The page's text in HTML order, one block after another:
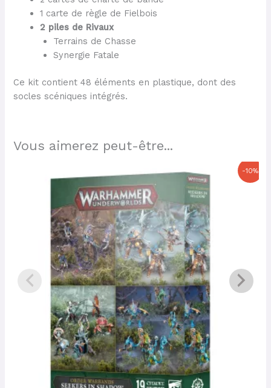
1 carte de règle de Fielbois
2 piles de Rivaux
Terrains de Chasse
Synergie Fatale
Ce kit contient 48 éléments en plastique, dont des
socles scéniques intégrés.
Vous aimerez peut-être...
-10%
prix
était :
80,00 €.
prix
actuel
est :
72,00 €.